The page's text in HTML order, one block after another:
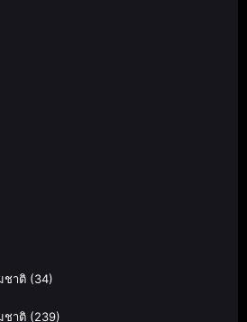
ชาติ (34)
ชาติ (239)